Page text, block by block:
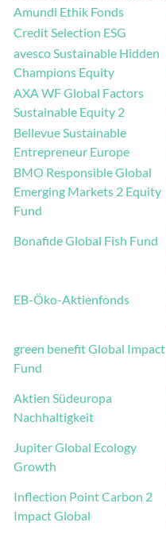
Amundi Ethik Fonds
Credit Selection ESG
avesco Sustainable Hidden
Champions Equity
AXA WF Global Factors
Sustainable Equity 2
Bellevue Sustainable
Entrepreneur Europe
BMO Responsible Global
Emerging Markets 2 Equity
Fund
Bonafide Global Fish Fund
EB-Öko-Aktienfonds
green benefit Global Impact
Fund
Aktien Südeuropa
Nachhaltigkeit
Jupiter Global Ecology
Growth
Inflection Point Carbon 2
Impact Global